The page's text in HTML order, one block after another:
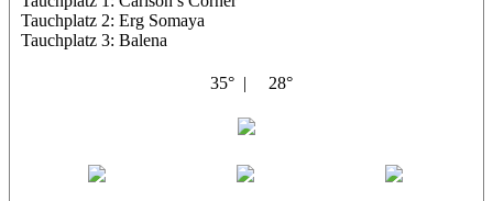
Tauchplatz 2: Erg Somaya
Tauchplatz 3: Balena
35° | 28°